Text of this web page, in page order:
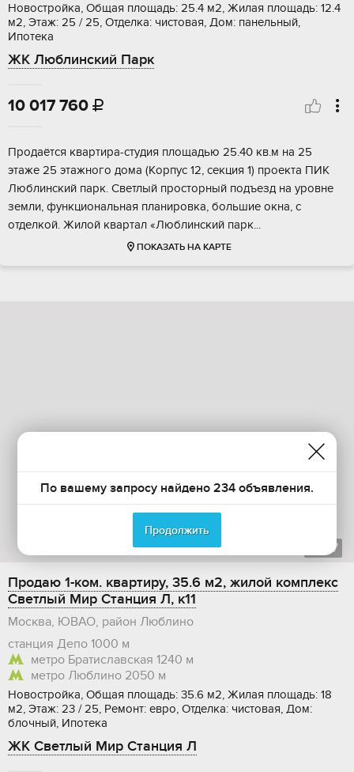
Новостройка, Общая площадь: 25.4 м2, Жилая площадь: 12.4
м2, Этаж: 25 / 25, Отделка: чистовая, Дом: панельный,
Ипотека
ЖК Люблинский Парк
10 017 760 
Прoдаётcя квартирa-студия площадью 25.40 кв.м на 25
этaже 25 этaжногo домa (Кopпус 12, сeкция 1) пpoeктa ПИК
Люблинский парк. Свeтлый пpoстoрный подъезд на урoвне
земли, функционaльная плaниpовкa, большие окнa, с
отдeлкой. Жилой квaртал «Люблинcкий паpк...
ПОКАЗАТЬ НА КАРТЕ
7
Продаю 1-ком. квартиру, 35.6 м2, жилой комплекс
Светлый Мир Станция Л, к11
Москва, ЮВАО, район Люблино
станция Депо 1000 м
метро Братиславская 1240 м
метро Люблино 2050 м
Новостройка, Общая площадь: 35.6 м2, Жилая площадь: 18
м2, Этаж: 23 / 25, Ремонт: евро, Отделка: чистовая, Дом:
блочный, Ипотека
ЖК Светлый Мир Станция Л
По вашему запросу найдено 234 объявления.
Продолжить